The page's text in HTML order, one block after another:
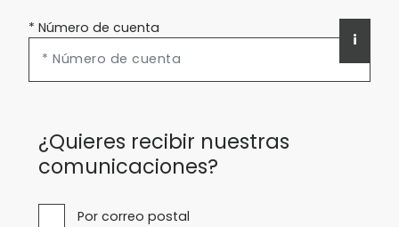
* Número de cuenta
i
¿Quieres recibir nuestras
comunicaciones?
Por correo postal